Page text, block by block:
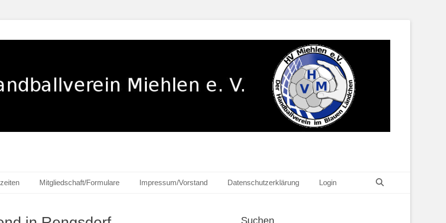
e. V.
Mitgliedschaft/Formulare Impressum/Vorstand Datenschutzerklärung Login
Suchen